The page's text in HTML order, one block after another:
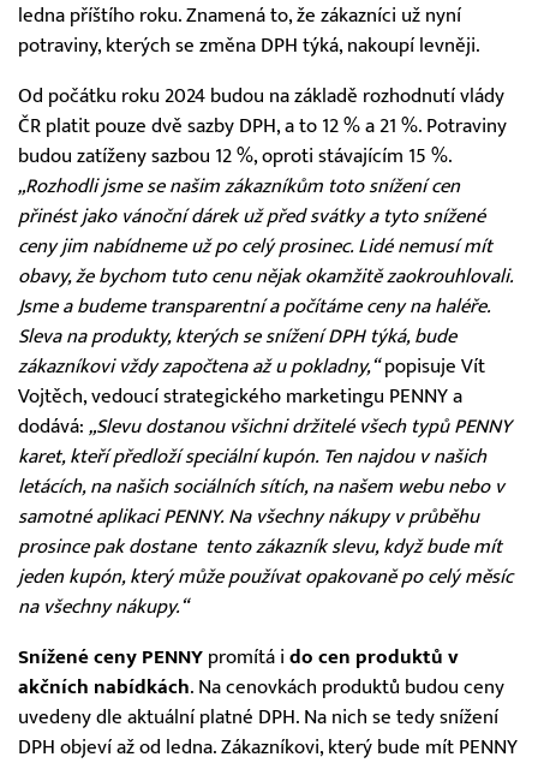
ledna příštího roku. Znamená to, že zákazníci už nyní
potraviny, kterých se změna DPH týká, nakoupí levněji.
Od počátku roku 2024 budou na základě rozhodnutí vlády
ČR platit pouze dvě sazby DPH, a to 12 % a 21 %. Potraviny
budou zatíženy sazbou 12 %, oproti stávajícím 15 %.
„Rozhodli jsme se našim zákazníkům toto snížení cen
přinést jako vánoční dárek už před svátky a tyto snížené
ceny jim nabídneme už po celý prosinec. Lidé nemusí mít
obavy, že bychom tuto cenu nějak okamžitě zaokrouhlovali.
Jsme a budeme transparentní a počítáme ceny na haléře.
Sleva na produkty, kterých se snížení DPH týká, bude
zákazníkovi vždy započtena až u pokladny,“popisuje Vít
Vojtěch, vedoucí strategického marketingu PENNY a
dodává: „Slevu dostanou všichni držitelé všech typů PENNY
karet, kteří předloží speciální kupón. Ten najdou v našich
letácích, na našich sociálních sítích, na našem webu nebo v
samotné aplikaci PENNY. Na všechny nákupy v průběhu
prosince pak dostane tento zákazník slevu, když bude mít
jeden kupón, který může používat opakovaně po celý měsíc
na všechny nákupy.“
Snížené ceny PENNY promítá i do cen produktů v
akčních nabídkách. Na cenovkách produktů budou ceny
uvedeny dle aktuální platné DPH. Na nich se tedy snížení
DPH objeví až od ledna. Zákazníkovi, který bude mít PENNY